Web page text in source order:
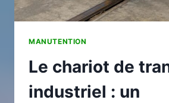
MANUTENTION
Le chariot de
industriel : un